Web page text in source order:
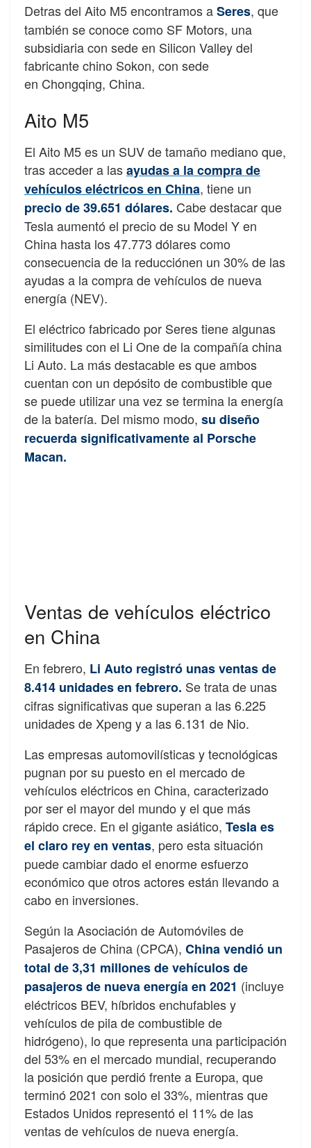
Detras del Aito M5 encontramos aSeres, que
también se conoce como SF Motors, una
subsidiaria con sede en Silicon Valley del
fabricante chino Sokon, con sede
en Chongqing, China.
Aito M5
El Aito M5 es un SUV de tamaño mediano que,
tras acceder a lasayudas a la compra de
vehículos eléctricos en China, tiene un
precio de 39.651 dólares. Cabe destacar que
Tesla aumentó el precio de su Model Y en
China hasta los 47.773 dólares como
consecuencia de la reducciónen un 30% de las
ayudas a la compra de vehículos de nueva
energía (NEV).
El eléctrico fabricado por Seres tiene algunas
similitudes con el Li One de la compañía china
Li Auto. La más destacable es que ambos
cuentan con un depósito de combustible que
se puede utilizar una vez se termina la energía
de la batería. Del mismo modo, su diseño
recuerda significativamente al Porsche
Macan.
Ventas de vehículos eléctrico
en China
En febrero, Li Auto registró unas ventas de
8.414 unidades en febrero. Se trata de unas
cifras significativas que superan a las 6.225
unidades de Xpeng y a las 6.131 de Nio.
Las empresas automovilísticas y tecnológicas
pugnan por su puesto en el mercado de
vehículos eléctricos en China, caracterizado
por ser el mayor del mundo y el que más
rápido crece. En el gigante asiático, Tesla es
el claro rey en ventas, pero esta situación
puede cambiar dado el enorme esfuerzo
económico que otros actores están llevando a
cabo en inversiones.
Según la Asociación de Automóviles de
Pasajeros de China (CPCA), China vendió un
total de 3,31 millones de vehículos de
pasajeros de nueva energía en 2021 (incluye
eléctricos BEV, híbridos enchufables y
vehículos de pila de combustible de
hidrógeno), lo que representa una participación
del 53% en el mercado mundial, recuperando
la posición que perdió frente a Europa, que
terminó 2021 con solo el 33%, mientras que
Estados Unidos representó el 11% de las
ventas de vehículos de nueva energía.